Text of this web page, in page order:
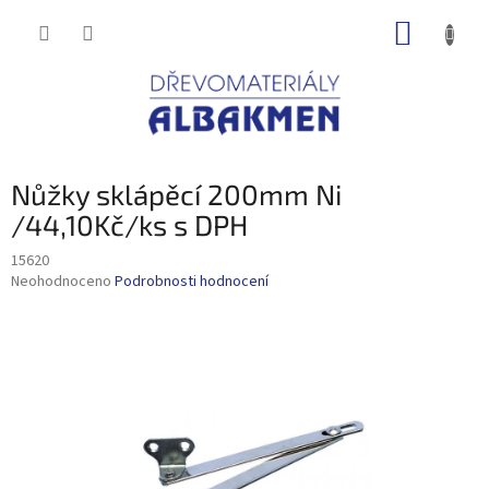
Nůžky sklápěcí 200mm Ni
/44,10Kč/ks s DPH
15620
Průměrné
Neohodnoceno Podrobnosti hodnocení